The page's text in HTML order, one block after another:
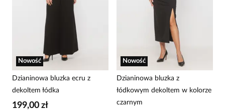
Nowość
Dzianinowa bluzka ecru z
dekoltem łódka
199,00 zł
Nowość
Dzianinowa bluzka z
łódkowym dekoltem w kolorze
czarnym